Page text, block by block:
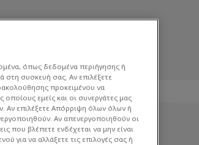
όπως δεδομένα περιήγησης ή
στη συσκευή σας. Αν επιλέξετε
προκειμένου να
εμείς και οι συνεργάτες μας
Αν επιλέξετε Απόρριψη όλων όλων ή
Αν απενεργοποιηθούν οι
που βλέπετε ενδέχεται να μην είναι
για να αλλάξετε τις επιλογές σας ή